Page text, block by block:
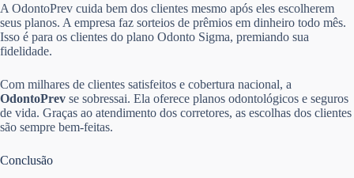
A OdontoPrev cuida bem dos clientes mesmo após eles escolherem
seus planos. A empresa faz sorteios de prêmios em dinheiro todo mês.
Isso é para os clientes do plano Odonto Sigma, premiando sua
fidelidade.
Com milhares de clientes satisfeitos e cobertura nacional, a
OdontoPrev se sobressai. Ela oferece planos odontológicos e seguros
de vida. Graças ao atendimento dos corretores, as escolhas dos clientes
são sempre bem-feitas.
Conclusão